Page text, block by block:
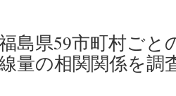
島県59市町村ごと
量の相関関係を調